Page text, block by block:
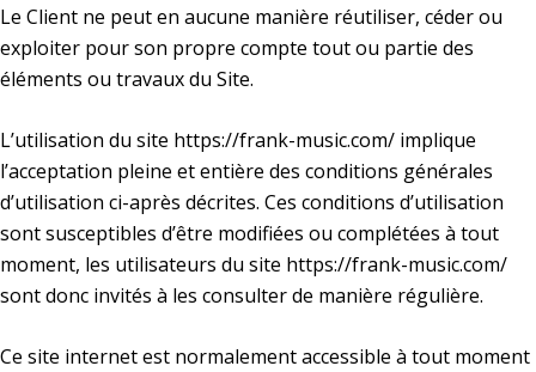
Le Client ne peut en aucune manière réutiliser, céder ou
exploiter pour son propre compte tout ou partie des
éléments ou travaux du Site.
L’utilisation du site https://frank-music.com/ implique
l’acceptation pleine et entière des conditions générales
d’utilisation ci-après décrites. Ces conditions d’utilisation
sont susceptibles d’être modifiées ou complétées à tout
moment, les utilisateurs du site https://frank-music.com/
sont donc invités à les consulter de manière régulière.
Ce site internet est normalement accessible à tout moment